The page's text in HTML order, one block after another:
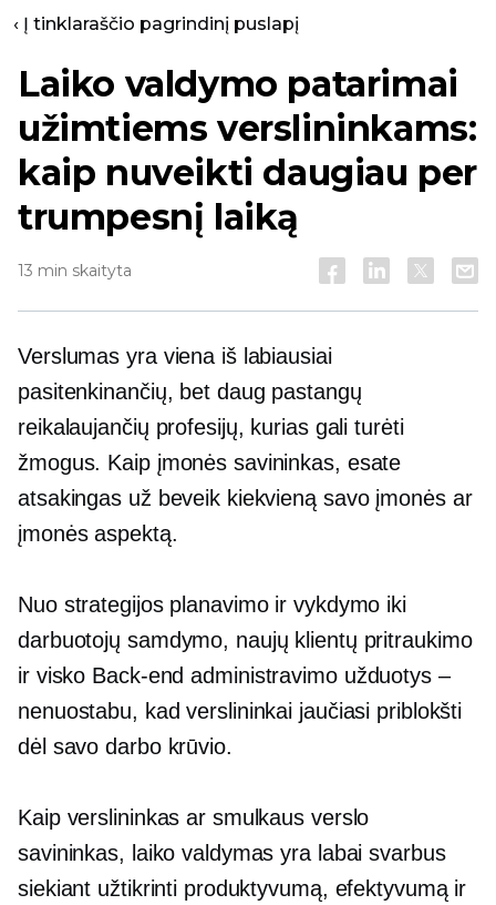
‹ Į tinklaraščio pagrindinį puslapį
Laiko valdymo patarimai
užimtiems verslininkams:
kaip nuveikti daugiau per
trumpesnį laiką
13 min skaityta
Verslumas yra viena iš labiausiai
pasitenkinančių, bet daug pastangų
reikalaujančių profesijų, kurias gali turėti
žmogus. Kaip įmonės savininkas, esate
atsakingas už beveik kiekvieną savo įmonės ar
įmonės aspektą.
Nuo strategijos planavimo ir vykdymo iki
darbuotojų samdymo, naujų klientų pritraukimo
ir visko Back-end administravimo užduotys –
nenuostabu, kad verslininkai jaučiasi priblokšti
dėl savo darbo krūvio.
Kaip verslininkas ar smulkaus verslo
savininkas, laiko valdymas yra labai svarbus
siekiant užtikrinti produktyvumą, efektyvumą ir